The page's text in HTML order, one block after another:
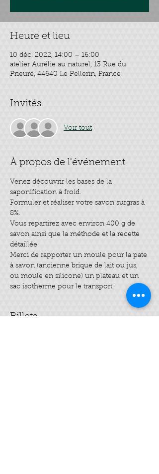
Heure et lieu
10 déc. 2022, 14:00 – 16:00
atelier Aurélie au naturel, 13 Rue du
Prieuré, 44640 Le Pellerin, France
Invités
Voir tout
À propos de l'événement
Venez découvrir les bases de la
saponification à froid.
Formuler et réaliser votre savon surgras à
8%.
Vous repartirez avec environ 400 g de
savon ainsi que la méthode et la recette
détaillée.
Merci de rapporter un moule pour la pate
à savon (ancienne brique de lait ou jus,
ou moule en silicone) un plateau et un
sac isotherme pour le transport.
Billets